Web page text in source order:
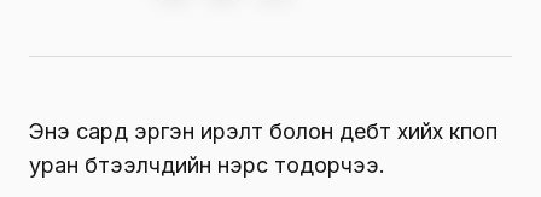
Энэ сард эргэн ирэлт болон дебүт хийх кпоп
уран бүтээлчдийн нэрс тодорчээ.